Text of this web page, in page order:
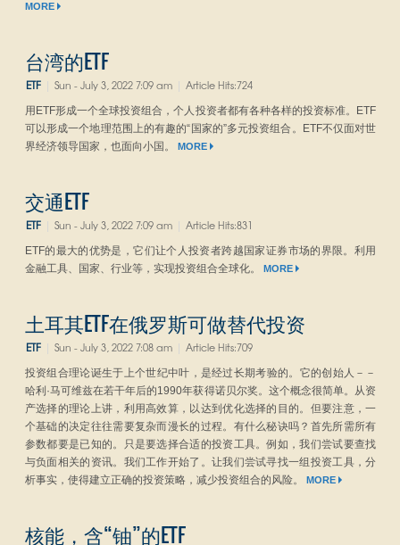
MORE
台湾的ETF
ETF Sun - July 3, 2022 7:09 am Article Hits:724
用ETF形成一个全球投资组合，个人投资者都有各种各样的投资标准。ETF
可以形成一个地理范围上的有趣的“国家的”多元投资组合。ETF不仅面对世
界经济领导国家，也面向小国。
MORE
交通ETF
ETF Sun - July 3, 2022 7:09 am Article Hits:831
ETF的最大的优势是，它们让个人投资者跨越国家证券市场的界限。利用
金融工具、国家、行业等，实现投资组合全球化。
MORE
土耳其ETF在俄罗斯可做替代投资
ETF Sun - July 3, 2022 7:08 am Article Hits:709
投资组合理论诞生于上个世纪中叶，是经过长期考验的。它的创始人－－
哈利·马可维兹在若干年后的1990年获得诺贝尔奖。这个概念很简单。从资
产选择的理论上讲，利用高效算，以达到优化选择的目的。但要注意，一
个基础的决定往往需要复杂而漫长的过程。有什么秘诀吗？首先所需所有
参数都要是已知的。只是要选择合适的投资工具。例如，我们尝试要查找
与负面相关的资讯。我们工作开始了。让我们尝试寻找一组投资工具，分
析事实，使得建立正确的投资策略，减少投资组合的风险。
MORE
核能，含“铀”的ETF